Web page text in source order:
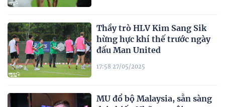
Thầy trò HLV Kim Sang Sik
hừng hực khí thế trước ngày
đấu Man United
17:58 27/05/2025
MU đổ bộ Malaysia, sẵn sàng